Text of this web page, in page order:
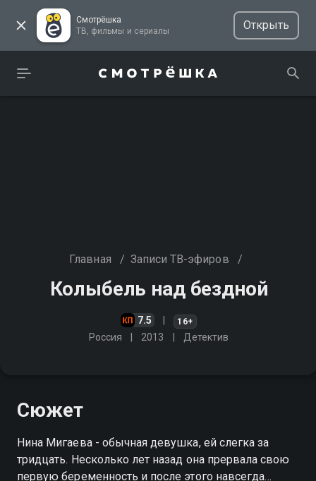
Смотрёшка
ТВ, фильмы и сериалы
Открыть
Главная / Записи ТВ-эфиров /
Колыбель над бездной
7.5 16+
Россия 2013 Детектив
Сюжет
Нина Мигаева - обычная девушка, ей слегка за
тридцать. Несколько лет назад она прервала свою
первую беременность и после этого навсегда